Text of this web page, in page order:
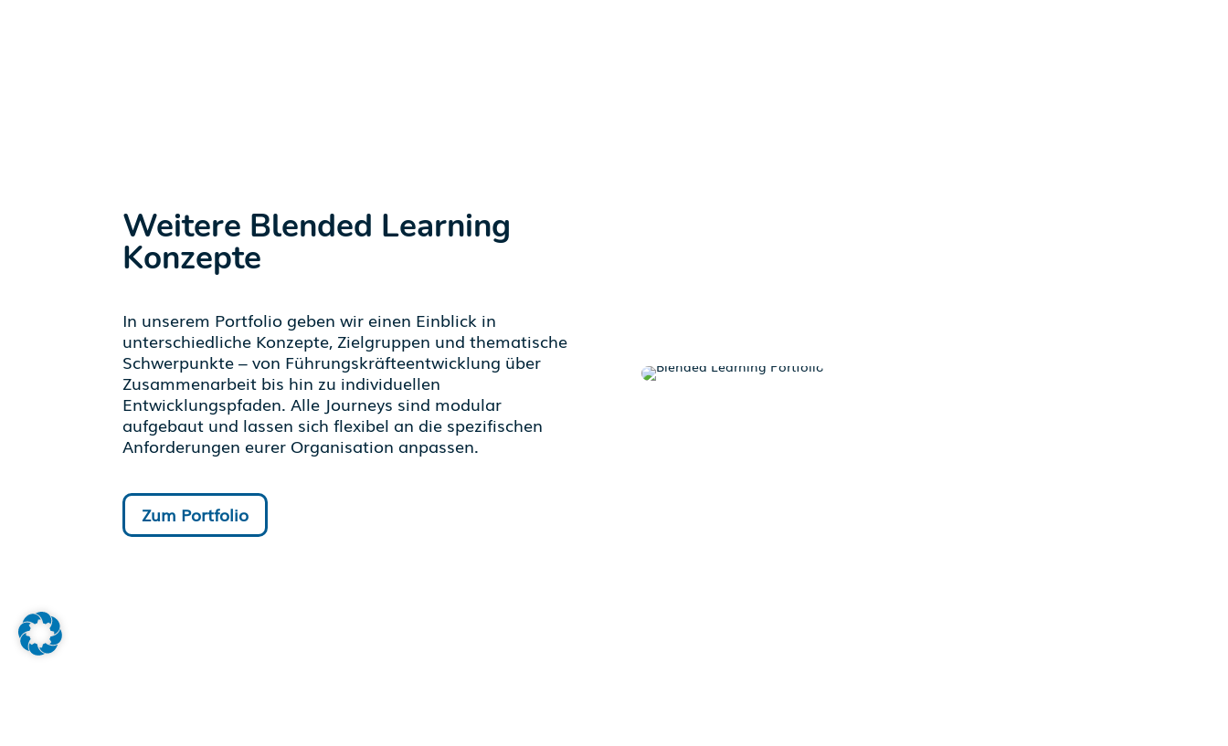
Weitere Blended Learning
Konzepte
In unserem Portfolio geben wir einen Einblick in
unterschiedliche Konzepte, Zielgruppen und thematische
Schwerpunkte – von Führungskräfteentwicklung über
Zusammenarbeit bis hin zu individuellen
Entwicklungspfaden. Alle Journeys sind modular
aufgebaut und lassen sich flexibel an die spezifischen
Anforderungen eurer Organisation anpassen.
Zum Portfolio